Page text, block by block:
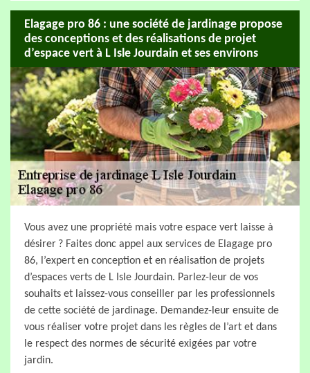
Elagage pro 86 : une société de jardinage propose
des conceptions et des réalisations de projet
d’espace vert à L Isle Jourdain et ses environs
Vous avez une propriété mais votre espace vert laisse à
désirer ? Faites donc appel aux services de Elagage pro
86, l’expert en conception et en réalisation de projets
d’espaces verts de L Isle Jourdain. Parlez-leur de vos
souhaits et laissez-vous conseiller par les professionnels
de cette société de jardinage. Demandez-leur ensuite de
vous réaliser votre projet dans les règles de l’art et dans
le respect des normes de sécurité exigées par votre
jardin.